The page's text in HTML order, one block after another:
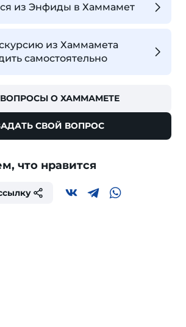
из Энфиды в Хаммамет
из Хаммамета
самостоятельно
ВОПРОСЫ О ХАММАМЕТЕ
СВОЙ ВОПРОС
что нравится